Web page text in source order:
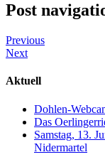
Post
Previous
Next
Aktuell
Dohlen-
Das
Samstag, 13.
Nidermartel